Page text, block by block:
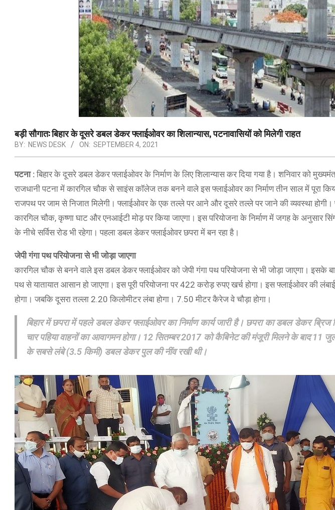
बड़ी सौगात: बिहार के दूसरे डबल डेकर फ्लाईओवर का शिलान्यास, पटनावासियों को मिलेगी राहत
BY: NEWS DESK ON: SEPTEMBER 4, 2021
पटना : बिहार के दूसरे डबल डेकर फ्लाईओवर के निर्माण के लिए शिलान्यास कर दिया गया है। शनिवार को
राजधानी पटना में कारगिल चौक से साइंस कॉलेज तक बनने वाले इस फ्लाईओवर का निर्माण तीन साल में पूरा
राजपथ पर जाम से निजात मिलेगी। फ्लाईओवर के एक तल्ले पर आने और दूसरे तल्ले पर जाने की व्यवस्था होगी।
कारगिल चौक, कृष्णा घाट और एनआईटी मोड़ पर किया जाएगा। इस परियोजना के निर्माण में जगह के अनुसार
के नीचे सर्विस रोड भी रहेगा। पहला डबल डेकर फ्लाईओवर छपरा में बन रहा है।
जेपी गंगा पथ परियोजना से भी जोड़ा जाएगा
कारगिल चौक से बनने वाले इस डबल डेकर फ्लाईओवर को जेपी गंगा पथ परियोजना से भी जोड़ा जाएगा। इसके
पथ से यातायात आसान हो जाएगा। इस पूरी परियोजना पर 422 करोड़ रुपए खर्च होगा। इस फ्लाईओवर की
होगा। जबकि दूसरा तल्ला 2.20 किलोमीटर लंबा होगा। 7.50 मीटर कैरेज वे चौड़ा होगा।
बिहार में छपरा में पहले डबल डेकर फ्लाईओवर का निर्माण कार्य जारी है। छपरा का डबल डेकर ब्रिज
चार पहिया वाहनों का आवागमन होगा। 12 सितम्बर 2017 को कैबिनेट की मंजूरी मिलने के बाद 11
के सबसे लंबे (3.5 किमी) डबल डेकर पुल की नींव रखी थी।